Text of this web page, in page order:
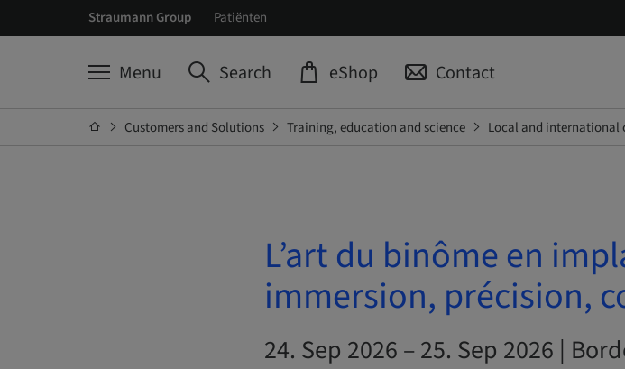
Straumann Group Patiënten
Menu Search eShop Contact
Customers and Solutions Training, education and science Local and international
L’art du binôme en
immersion, précision,
24. Sep 2026 – 25. Sep 2026 |